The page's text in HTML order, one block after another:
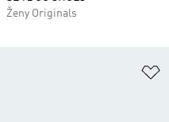
Ženy Originals